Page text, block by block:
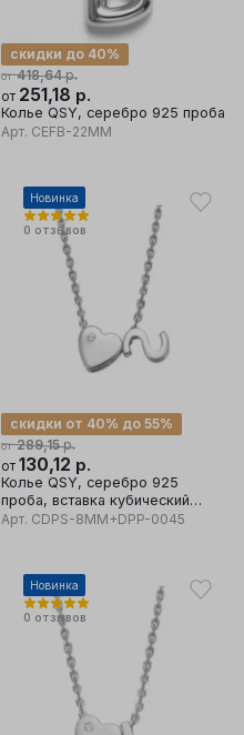
от 418,64р.
скидки до 40%
от 251,18 р.
Колье QSY, серебро 925 проба
Арт. CEFB-22MM
Новинка
0 отзывов
от 289,15р.
скидки от 40% до 55%
от 130,12 р.
Колье QSY, серебро 925
проба, вставка кубический
цирконий
Арт. CDPS-8MM+DPP-0045
Новинка
0 отзывов